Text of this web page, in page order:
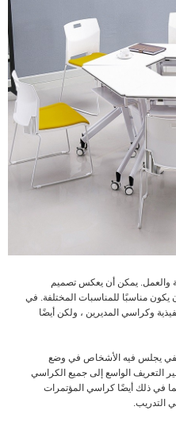
والعمل. يمكن أن يعكس تصميم
مناسبًا للمناسبات المختلفة. في
وكراسي المديرين ، ولكن أيضًا
يجلس فيه الأشخاص في وضع
الواسع إلى جميع الكراسي
في ذلك أيضًا كراسي المؤتمرات
التدريب.